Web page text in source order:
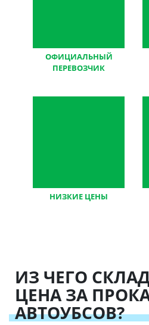
ОФИЦИАЛЬНЫЙ
ПЕРЕВОЗЧИК
НИЗКИЕ ЦЕНЫ
ИЗ ЧЕГО
ЦЕНА ЗА
АВТОУБСОВ?